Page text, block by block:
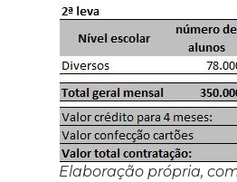
Elaboração própria,